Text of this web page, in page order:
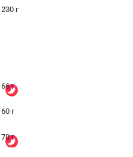
230 г
66 г
60 г
70 г